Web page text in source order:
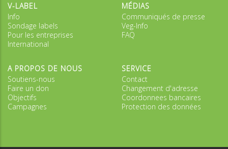
V-LABEL
Info
Sondage labels
Pour les entreprises
International
MÉDIAS
Communiqués de presse
Veg-Info
FAQ
A PROPOS DE NOUS
Soutiens-nous
Faire un don
Objectifs
Campagnes
SERVICE
Contact
Changement d'adresse
Coordonnees bancaires
Protection des données